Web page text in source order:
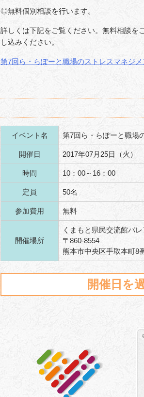
◎無料個別相談を行います。
詳しくは下記をご覧ください。無料相談を
し込みください。
第7回ら・らぽーと職場のストレスマネジ
イベント名 第7回ら・らぽーと職場
開催日 2017年07月25日（火）
時間 10：00～16：00
定員 50名
参加費用 無料
開催場所
くまもと県民交流館パ
〒 860-8554
熊本市中央区手取本町8
開催日を